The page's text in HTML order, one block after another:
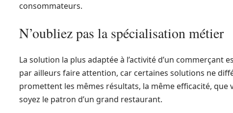
consommateurs.
N’oubliez pas la spécialisation métier
La solution la plus adaptée à l’activité d’un commerçant
par ailleurs faire attention, car certaines solutions ne
promettent les mêmes résultats, la même efficacité, que
soyez le patron d’un grand restaurant.